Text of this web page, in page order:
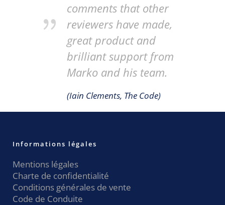
comments that other
reviewers have made,
great product and
brilliant support from
Marko and his team.
(Iain Clements, The Code)
Informations légales
Mentions légales
Charte de confidentialité
Conditions générales de vente
Code de Conduite